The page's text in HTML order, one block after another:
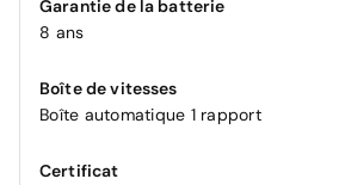
Garantie de la batterie
8 ans
Boîte de vitesses
Boîte automatique 1 rapport
Certificat